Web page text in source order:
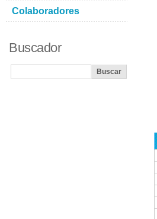
Colaboradores
Buscador